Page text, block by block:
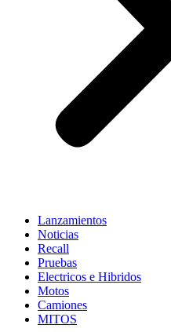
Lanzamientos
Noticias
Recall
Pruebas
Electricos e Hibridos
Motos
Camiones
MITOS